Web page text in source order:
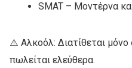
SMAT – Μοντέρνα
⚠️ Αλκοόλ: Διατίθεται μόνο
πωλείται ελεύθερα.